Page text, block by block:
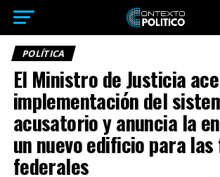
POLÍTICA
El Ministro de Justicia
implementación del
acusatorio y anuncia la
un nuevo edificio para
federales